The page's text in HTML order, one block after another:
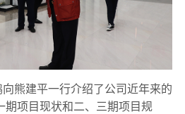
熊建平一行介绍了公司近年来的
期项目现状和二、三期项目规